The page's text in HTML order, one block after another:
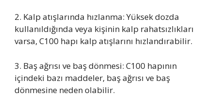
2. Kalp atışlarında hızlanma: Yüksek dozda
kullanıldığında veya kişinin kalp rahatsızlıkları
varsa, C100 hapı kalp atışlarını hızlandırabilir.
3. Baş ağrısı ve baş dönmesi: C100 hapının
içindeki bazı maddeler, baş ağrısı ve baş
dönmesine neden olabilir.